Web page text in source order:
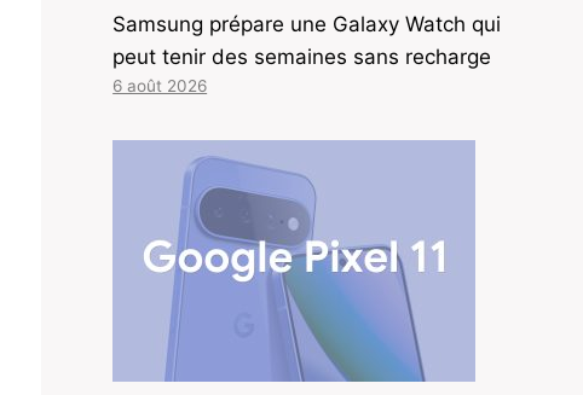
Samsung prépare une Galaxy Watch qui
peut tenir des semaines sans recharge
6 août 2026